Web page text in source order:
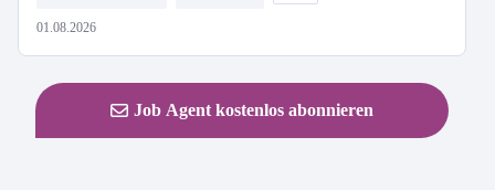
01.08.2026
Job Agent kostenlos abonnieren